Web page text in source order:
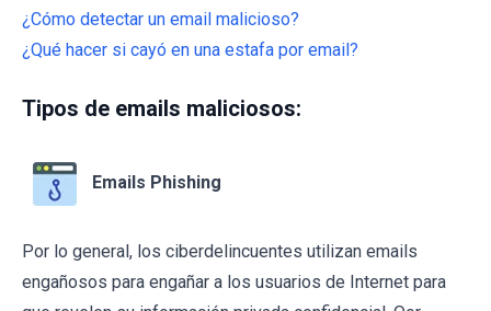
¿Cómo detectar un email malicioso?
¿Qué hacer si cayó en una estafa por email?
Tipos de emails maliciosos:
Emails Phishing
Por lo general, los ciberdelincuentes utilizan emails
engañosos para engañar a los usuarios de Internet para